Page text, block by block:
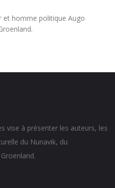
et homme politique Augo
vise à présenter les auteurs, les
du Nunavik, du